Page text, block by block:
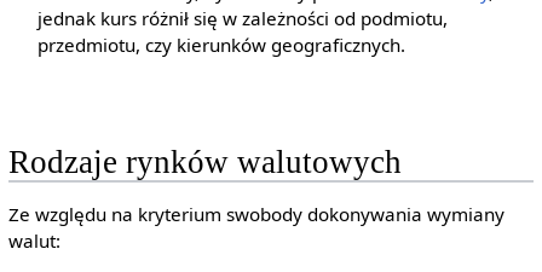
jednak kurs różnił się w zależności od podmiotu,
przedmiotu, czy kierunków geograficznych.
Rodzaje rynków walutowych
Ze względu na kryterium swobody dokonywania wymiany
walut: